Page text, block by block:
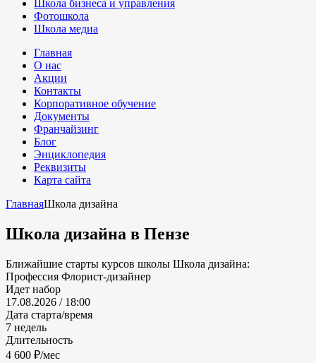
Школа бизнеса и управления
Фотошкола
Школа медиа
Главная
О нас
Акции
Контакты
Корпоративное обучение
Документы
Франчайзинг
Блог
Энциклопедия
Реквизиты
Карта сайта
ГлавнаяШкола дизайна
Школа дизайна в Пензе
Ближайшие старты курсов школы Школа дизайна:
Профессия Флорист-дизайнер
Идет набор
17.08.2026 / 18:00
Дата старта/время
7 недель
Длительность
4 600 ₽/мес